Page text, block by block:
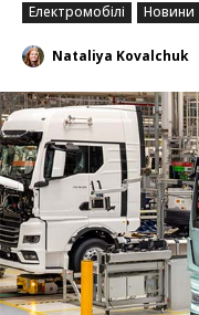
Електромобілі Новини
Nataliya Kovalchuk